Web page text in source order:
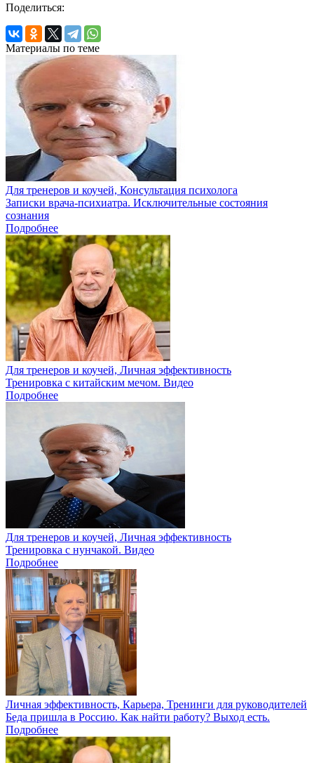
Поделиться:
Материалы по теме
Для тренеров и коучей, Консультация психолога
Записки врача-психиатра. Исключительные состояния
сознания
Подробнее
Для тренеров и коучей, Личная эффективность
Тренировка с китайским мечом. Видео
Подробнее
Для тренеров и коучей, Личная эффективность
Тренировка с нунчакой. Видео
Подробнее
Личная эффективность, Карьера, Тренинги для руководителей
Беда пришла в Россию. Как найти работу? Выход есть.
Подробнее